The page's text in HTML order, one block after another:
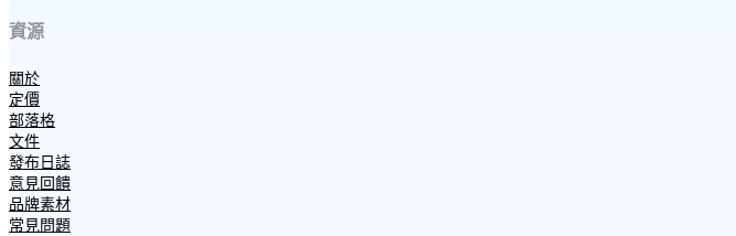
資源
關於
定價
部落格
文件
發布日誌
意見回饋
品牌素材
常見問題